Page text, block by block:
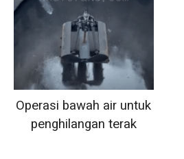
Operasi bawah air untuk
penghilangan terak